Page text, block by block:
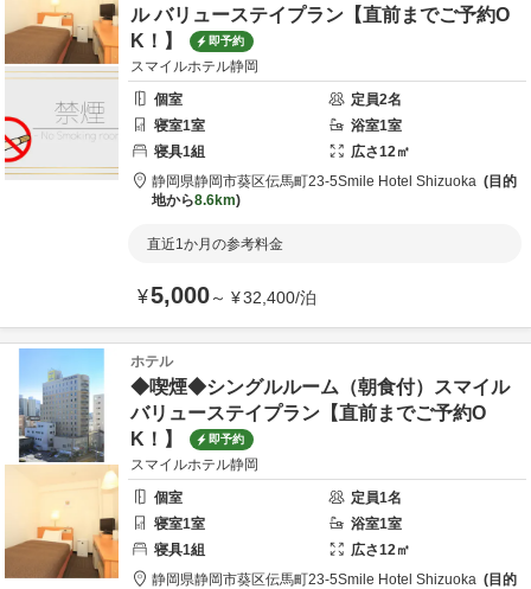
ル バリューステイプラン【直前までご予約O
K！】
即予約
スマイルホテル静岡
個室
定員2名
寝室1室 浴室1室
寝具1組 広さ12㎡
静岡県静岡市葵区伝馬町23-5Smile Hotel Shizuoka
目的
地から8.6km
直近1か月の参考料金
¥5,000～ ¥32,400/泊
ホテル
◆喫煙◆シングルルーム（朝食付）スマイル
バリューステイプラン【直前までご予約O
K！】
即予約
スマイルホテル静岡
個室
定員1名
寝室1室 浴室1室
寝具1組 広さ12㎡
静岡県静岡市葵区伝馬町23-5Smile Hotel Shizuoka
目的